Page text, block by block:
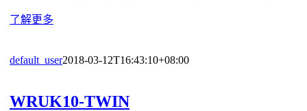
了解更多
default_user2018-03-12T16:43:10+08:00
WRUK10-TWIN